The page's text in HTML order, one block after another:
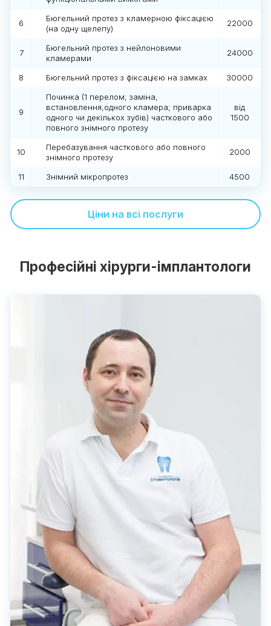
6
Бюгельний протез з кламерною фіксацією
(на одну щелепу)
22000
7
Бюгельний протез з нейлоновими
кламерами
24000
8 Бюгельний протез з фіксацією на замках 30000
9
Починка (1 перелом; заміна,
встановлення,одного кламера; приварка
одного чи декількох зубів) часткового або
повного знімного протезу
від
1500
10
Перебазування часткового або повного
знімного протезу
2000
11 Знімний мікропротез 4500
Ціни на всі послуги
Професійні хірурги-імплантологи